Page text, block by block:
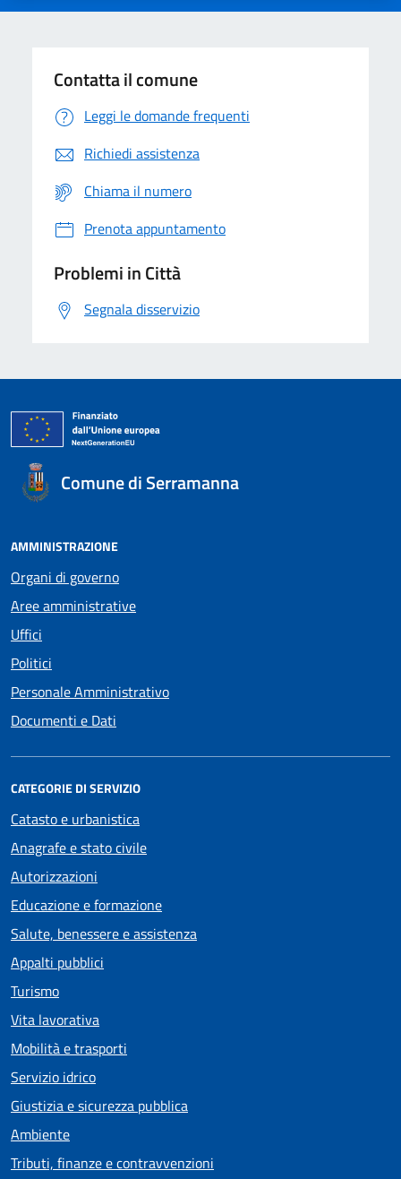
Contatta il comune
Leggi le domande frequenti
Richiedi assistenza
Chiama il numero
Prenota appuntamento
Problemi in Città
Segnala disservizio
Comune di Serramanna
AMMINISTRAZIONE
Organi di governo
Aree amministrative
Uffici
Politici
Personale Amministrativo
Documenti e Dati
CATEGORIE DI SERVIZIO
Catasto e urbanistica
Anagrafe e stato civile
Autorizzazioni
Educazione e formazione
Salute, benessere e assistenza
Appalti pubblici
Turismo
Vita lavorativa
Mobilità e trasporti
Servizio idrico
Giustizia e sicurezza pubblica
Ambiente
Tributi, finanze e contravvenzioni